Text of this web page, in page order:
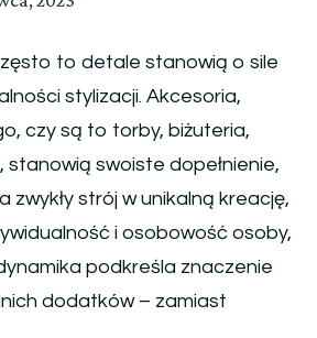
to detale stanowią o sile
stylizacji. Akcesoria,
czy są to torby, biżuteria,
stanowią swoiste dopełnienie,
zwykły strój w unikalną kreację,
i osobowość osoby,
podkreśla znaczenie
dodatków – zamiast